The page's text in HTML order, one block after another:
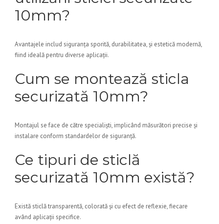
10mm?
Avantajele includ siguranța sporită, durabilitatea, și estetică modernă,
fiind ideală pentru diverse aplicații.
Cum se montează sticla
securizată 10mm?
Montajul se face de către specialiști, implicând măsurători precise și
instalare conform standardelor de siguranță.
Ce tipuri de sticlă
securizată 10mm există?
Există sticlă transparentă, colorată și cu efect de reflexie, fiecare
având aplicații specifice.